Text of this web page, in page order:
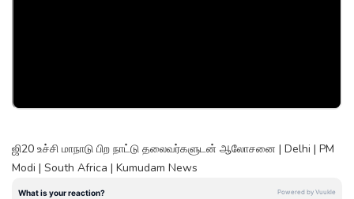
ஜி20 உச்சி மாநாடு பிற நாட்டு தலைவர்களுடன் ஆலோசனை | Delhi | PM
Modi | South Africa | Kumudam News